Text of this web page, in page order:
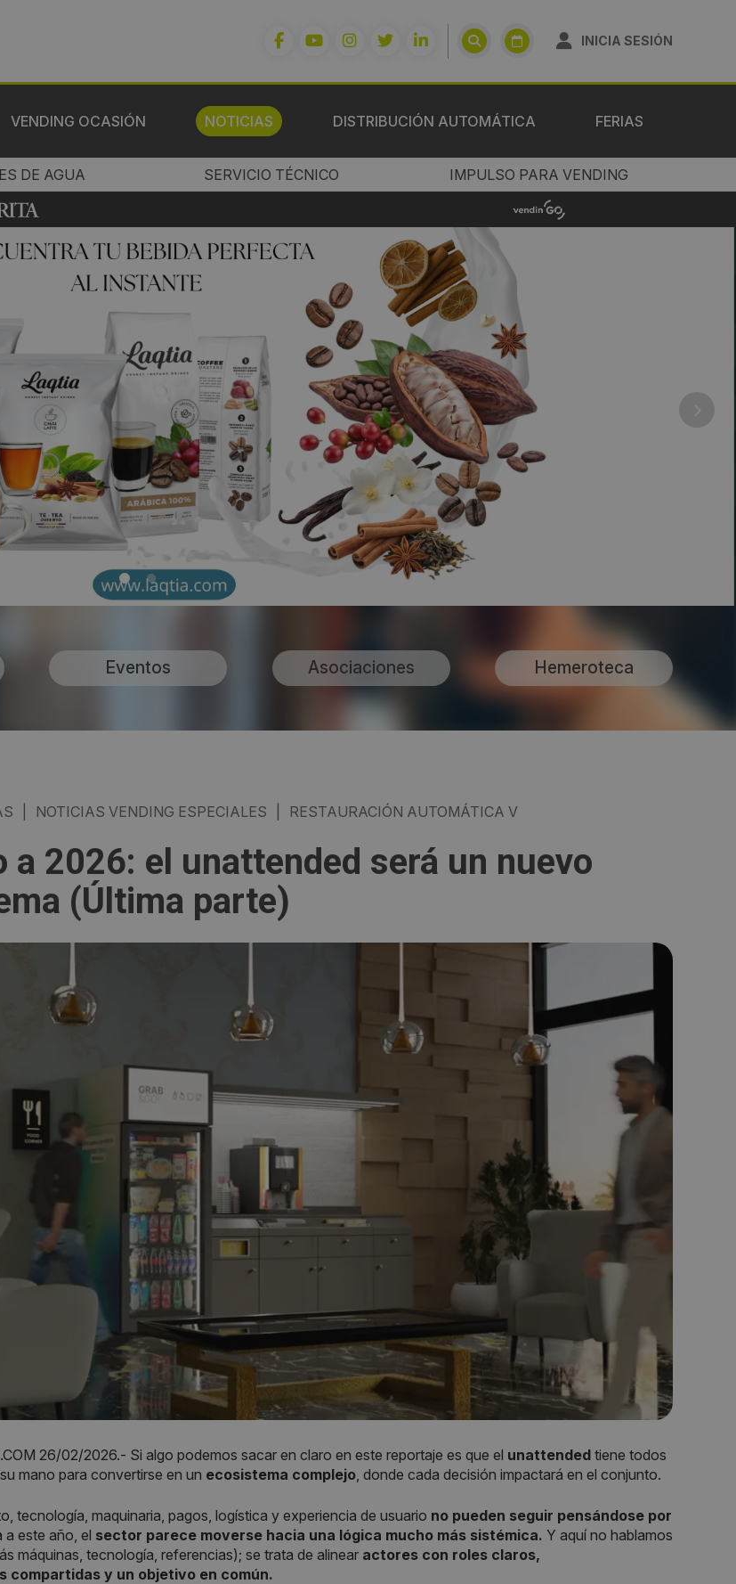
INICIA SESIÓN
VENDING OCASIÓN NOTICIAS DISTRIBUCIÓN AUTOMÁTICA FERIAS
DE AGUA SERVICIO TÉCNICO IMPULSO PARA VENDING
Eventos Asociaciones Hemeroteca
NOTICIAS VENDING ESPECIALES RESTAURACIÓN AUTOMÁTICA V
a 2026: el unattended será un nuevo
(Última parte)
26/02/2026.- Si algo podemos sacar en claro en este reportaje es que el unattended tiene todos
mano para convertirse en un ecosistema complejo , donde cada decisión impactará en el conjunto.
tecnología, maquinaria, pagos, logística y experiencia de usuario no pueden seguir pensándose por
a este año, el sector parece moverse hacia una lógica mucho más sistémica. Y aquí no hablamos
máquinas, tecnología, referencias); se trata de alinear actores con roles claros,
compartidas y un objetivo en común.